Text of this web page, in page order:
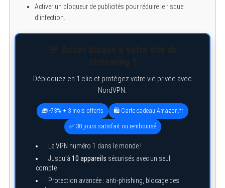
Activer un bloqueur de publicités pour réduire le risque
d’infection.
Débloquez en 1 clic et protégez votre vie privée avec
NordVPN.
🎁 -73% + 3 mois offerts 🛍️ Carte cadeau Amazon.fr
✅ 30 jours satisfait ou remboursé
Le VPN numéro 1 dans le monde !
Jusqu’à 10 appareils sécurisés avec un seul
compte
Protection avancée : anti-phishing, blocage des